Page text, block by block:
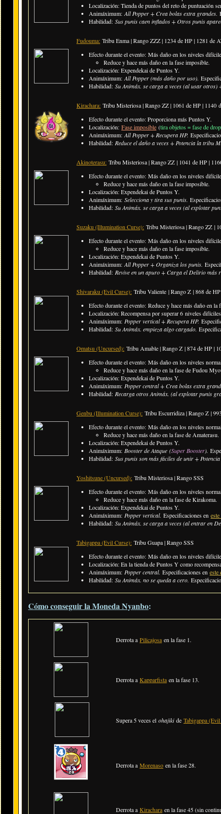
Localización: Tienda de puntos del reto de puntuación
Animáximum: All Popper + Crea bolas extra grandes.
Habilidad: Sus punis caen inflados + Otros punis
Fudouma: Tribu Enma | Rango ZZZ | 1234 de HP | 1281 de
Efecto durante el evento: Más daño en los niveles
Reduce y hace más daño en la fase imposible.
Localización: Expendekai de Puntos Y.
Animáximum: All Popper (más daño por uso).
Habilidad: Su Animáx. se carga a veces (al usar otros)
Kirachara: Tribu Misteriosa | Rango ZZ | 1061 de HP | 1140
Efecto durante el evento: Proporciona más Puntos Y.
Localización: Fase imposible (tira objetos = fase de drop
Animáximum: All Popper + Recupera HP.
Habilidad: Reduce el daño a veces + Potencia la tribu
Akinoterasu: Tribu Misteriosa | Rango ZZ | 1041 de HP |
Efecto durante el evento: Más daño en los niveles
Reduce y hace más daño en la fase imposible.
Localización: Expendekai de Puntos Y.
Animáximum: Selecciona y tira sus punis.
Habilidad: Su Animáx. se carga a veces (al explotar
Suzaku (Illumination Curse): Tribu Misteriosa | Rango ZZ |
Efecto durante el evento: Más daño en los niveles
Reduce y hace más daño en la fase imposible.
Localización: Expendekai de Puntos Y.
Animáximum: All Popper + Organiza los punis.
Habilidad: Revive en un apuro +Carga el Delirio más
Shivaraku (Evil Curse): Tribu Valiente | Rango Z | 868 de
Efecto durante el evento: Reduce y hace más daño en la
Localización: Recompensa por superar 6 niveles
Animáximum: Popper vertical + Recupera HP.
Habilidad: Su Animáx. empieza algo cargado.
Omatsu (Uncursed): Tribu Amable | Rango Z |874 de HP |
Efecto durante el evento: Más daño en los niveles
Reduce y hace más daño en la fase de Fudou
Localización: Expendekai de Puntos Y.
Animáximum: Popper central + Crea bolas extra
Habilidad: Recarga otros Animáx. (al explotar punis
Genbu (Illumination Curse): Tribu Escurridiza | Rango Z |
Efecto durante el evento: Más daño en los niveles
Reduce y hace más daño en la fase de Amaterasu.
Localización: Expendekai de Puntos Y.
Animáximum: Booster de Ataque (Super Booster).
Habilidad: Sus punis son más fáciles de unir +
Yoshitsune (Uncursed): Tribu Misteriosa | Rango SSS
Efecto durante el evento: Más daño en los niveles
Reduce y hace más daño en la fase de Kirakoma.
Localización: Expendekai de Puntos Y.
Animáximum: Popper vertical. Especificaciones en
Habilidad: Su Animáx. se carga a veces (al entrar en
Tabigappa (Evil Curse): Tribu Guapa | Rango SSS
Efecto durante el evento: Más daño en los niveles
Localización: En la tienda de Puntos Y como
Animáximum: Popper central. Especificaciones en este
Habilidad: Su Animáx. no se queda a cero.
Cómo conseguir la Moneda Nyanbo:
Derrota a Pilicajosa en la fase 1.
Derrota a Kapparfista en la fase 13.
Supera 5 veces el ohajikide Tabigappa
Derrota a Morenaso en la fase 28.
Derrota a Kirachara en la fase 45 (sin